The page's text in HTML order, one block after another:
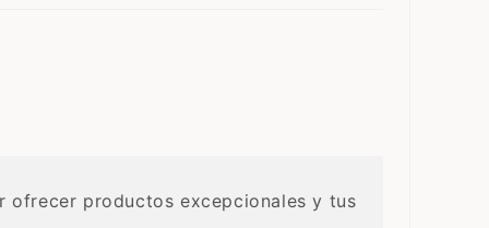
ofrecer productos excepcionales y tus